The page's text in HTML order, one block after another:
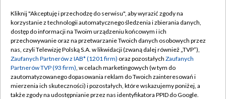
TVP
Abonament TVP
Emisja w TVP
Centrum informacji TVP
Naziemna Telewizja Cyfrowa
Regulamin TVP
Polityka prywatności
Moje zgody
Pomoc
Kliknij "Akceptuję i przechodzę do serwisu", aby wyrazić zgody na
korzystanie z technologii automatycznego śledzenia i zbierania danych,
dostęp do informacji na Twoim urządzeniu końcowym i ich
przechowywanie oraz na przetwarzanie Twoich danych osobowych przez
nas, czyli Telewizję Polską S.A. w likwidacji (zwaną dalej również „TVP”),
Zaufanych Partnerów z IAB* (1201 firm) oraz pozostałych Zaufanych
Partnerów TVP (93 firm), w celach marketingowych (w tym do
zautomatyzowanego dopasowania reklam do Twoich zainteresowań i
mierzenia ich skuteczności) i pozostałych, które wskazujemy poniżej, a
także zgody na udostępnianie przez nas identyfikatora PPID do Google.